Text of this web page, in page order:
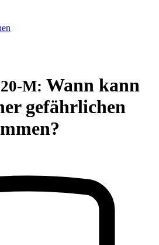
M: Wann kann
gefährlichen